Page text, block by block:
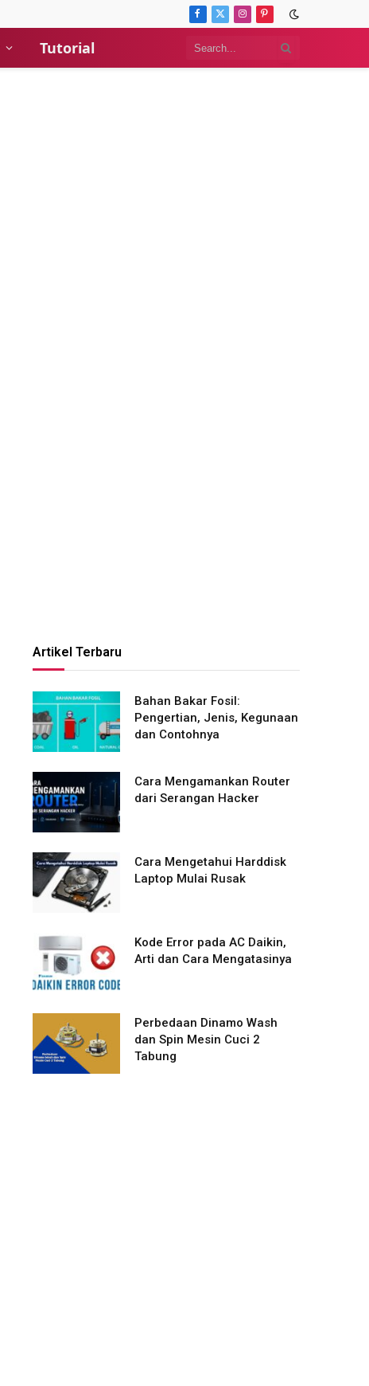
Facebook
X
Instagram
Pinterest
Tutorial
Artikel Terbaru
Bahan Bakar Fosil:
Pengertian, Jenis, Kegunaan
dan Contohnya
Cara Mengamankan Router
dari Serangan Hacker
Cara Mengetahui Harddisk
Laptop Mulai Rusak
Kode Error pada AC Daikin,
Arti dan Cara Mengatasinya
Perbedaan Dinamo Wash
dan Spin Mesin Cuci 2
Tabung